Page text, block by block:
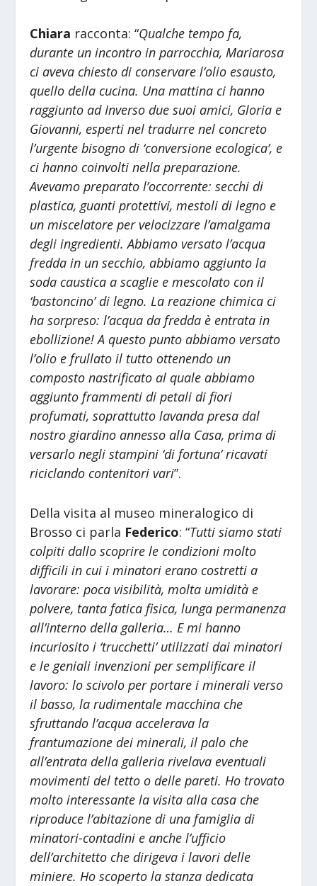
Chiara racconta: “Qualche tempo fa,
durante un incontro in parrocchia, Mariarosa
ci aveva chiesto di conservare l’olio esausto,
quello della cucina. Una mattina ci hanno
raggiunto ad Inverso due suoi amici, Gloria e
Giovanni, esperti nel tradurre nel concreto
l’urgente bisogno di ‘conversione ecologica’, e
ci hanno coinvolti nella preparazione.
Avevamo preparato l’occorrente: secchi di
plastica, guanti protettivi, mestoli di legno e
un miscelatore per velocizzare l’amalgama
degli ingredienti. Abbiamo versato l’acqua
fredda in un secchio, abbiamo aggiunto la
soda caustica a scaglie e mescolato con il
‘bastoncino’ di legno. La reazione chimica ci
ha sorpreso: l’acqua da fredda è entrata in
ebollizione! A questo punto abbiamo versato
l’olio e frullato il tutto ottenendo un
composto nastrificato al quale abbiamo
aggiunto frammenti di petali di fiori
profumati, soprattutto lavanda presa dal
nostro giardino annesso alla Casa, prima di
versarlo negli stampini ‘di fortuna’ ricavati
riciclando contenitori vari”.
Della visita al museo mineralogico di
Brosso ci parla Federico: “Tutti siamo stati
colpiti dallo scoprire le condizioni molto
difficili in cui i minatori erano costretti a
lavorare: poca visibilità, molta umidità e
polvere, tanta fatica fisica, lunga permanenza
all’interno della galleria… E mi hanno
incuriosito i ‘trucchetti’ utilizzati dai minatori
e le geniali invenzioni per semplificare il
lavoro: lo scivolo per portare i minerali verso
il basso, la rudimentale macchina che
sfruttando l’acqua accelerava la
frantumazione dei minerali, il palo che
all’entrata della galleria rivelava eventuali
movimenti del tetto o delle pareti. Ho trovato
molto interessante la visita alla casa che
riproduce l’abitazione di una famiglia di
minatori-contadini e anche l’ufficio
dell’architetto che dirigeva i lavori delle
miniere. Ho scoperto la stanza dedicata